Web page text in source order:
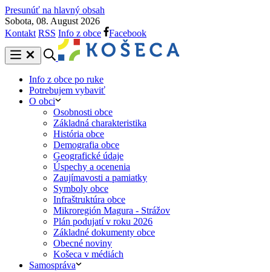
Presunúť na hlavný obsah
Sobota, 08. August 2026
Kontakt RSS Info z obce Facebook
Info z obce po ruke
Potrebujem vybaviť
O obci
Osobnosti obce
Základná charakteristika
História obce
Demografia obce
Geografické údaje
Úspechy a ocenenia
Zaujímavosti a pamiatky
Symboly obce
Infraštruktúra obce
Mikroregión Magura - Strážov
Plán podujatí v roku 2026
Základné dokumenty obce
Obecné noviny
Košeca v médiách
Samospráva